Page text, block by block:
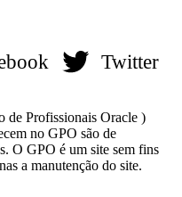
Twitter
de Profissionais Oracle )
no GPO são de
O GPO é um site sem fins
a manutenção do site.